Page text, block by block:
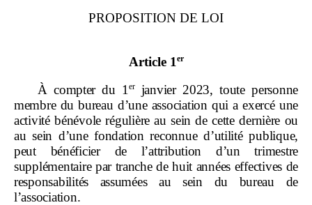
PROPOSITION DE LOI
Article 1er
À compter du 1 er janvier 2023, toute personne
membre du bureau d’une association qui a exercé une
activitébénévole régulière au sein de cette dernière ou
au sein d’une fondation reconnue d’utilité publique,
peut bénéficier de l’attribution d’un trimestre
supplémentaire par tranche de huit années effectives de
responsabilités assumées au sein du bureau de
l’association.